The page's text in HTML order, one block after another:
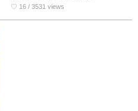
♡ 16 / 3531 views